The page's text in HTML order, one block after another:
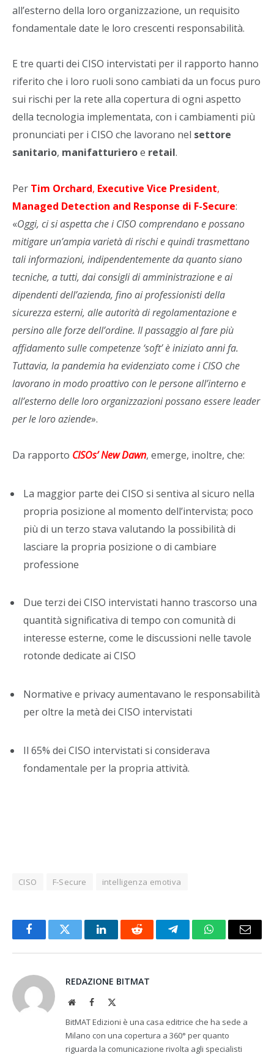
all’esterno della loro organizzazione, un requisito
fondamentale date le loro crescenti responsabilità.
E tre quarti dei CISO intervistati per il rapporto hanno
riferito che i loro ruoli sono cambiati da un focus puro
sui rischi per la rete alla copertura di ogni aspetto
della tecnologia implementata, con i cambiamenti più
pronunciati per i CISO che lavorano nel settore
sanitario, manifatturieroe retail.
Per Tim Orchard, Executive Vice President,
Managed Detection and Response di F-Secure:
«Oggi, ci si aspetta che i CISO comprendano e possano
mitigare un’ampia varietà di rischi e quindi trasmettano
tali informazioni, indipendentemente da quanto siano
tecniche, a tutti, dai consigli di amministrazione e ai
dipendenti dell’azienda, fino ai professionisti della
sicurezza esterni, alle autorità di regolamentazione e
persino alle forze dell’ordine. Il passaggio al fare più
affidamento sulle competenze ‘soft’ è iniziato anni fa.
Tuttavia, la pandemia ha evidenziato come i CISO che
lavorano in modo proattivo con le persone all’interno e
all’esterno delle loro organizzazioni possano essere leader
per le loro aziende».
Da rapporto CISOs’ New Dawn, emerge, inoltre, che:
La maggior parte dei CISO si sentiva al sicuro nella
propria posizione al momento dell’intervista; poco
più di un terzo stava valutando la possibilità di
lasciare la propria posizione o di cambiare
professione
Due terzi dei CISO intervistati hanno trascorso una
quantità significativa di tempo con comunità di
interesse esterne, come le discussioni nelle tavole
rotonde dedicate ai CISO
Normative e privacy aumentavano le responsabilità
per oltre la metà dei CISO intervistati
Il 65% dei CISO intervistati si considerava
fondamentale per la propria attività.
CISO F-Secure intelligenza emotiva
FacebookTwitter LinkedInReddit TelegramWhatsAppEmail
REDAZIONE BITMAT
WebsiteFacebook
BitMAT Edizioni è una casa editrice che ha sede a
Milano con una copertura a 360° per quanto
riguarda la comunicazione rivolta agli specialisti